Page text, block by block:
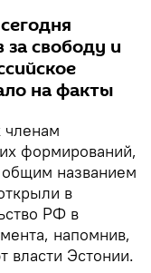
свободу и
на факты
членам
формирований,
общим названием
в
РФ в
напомнив,
власти Эстонии.